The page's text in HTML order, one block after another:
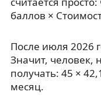
баллов ×
После июля 2026
Значит, человек,
получать: 45 ×
месяц.